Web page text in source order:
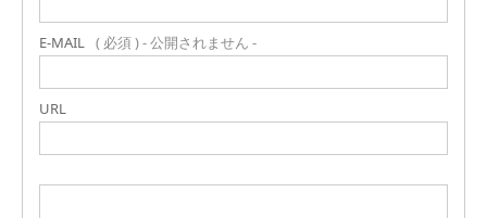
E-MAIL ( 必須 ) - 公開されません -
URL